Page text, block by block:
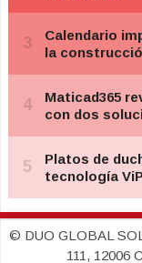
© DUO GLOBAL
111, 12006